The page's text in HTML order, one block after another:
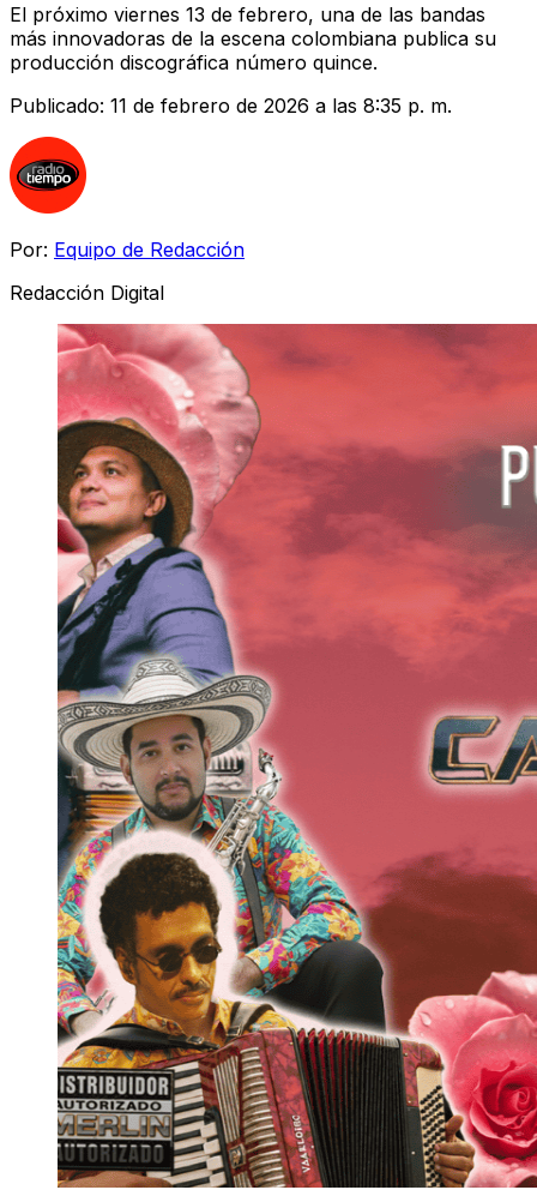
El próximo viernes 13 de febrero, una de las bandas
más innovadoras de la escena colombiana publica su
producción discográfica número quince.
Publicado: 11 de febrero de 2026 a las 8:35 p. m.
Por: Equipo de Redacción
Redacción Digital